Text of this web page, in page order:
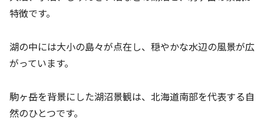
特徴です。
湖の中には大小の島々が点在し、穏やかな水辺の風景が広
がっています。
駒ヶ岳を背景にした湖沼景観は、北海道南部を代表する自
然のひとつです。